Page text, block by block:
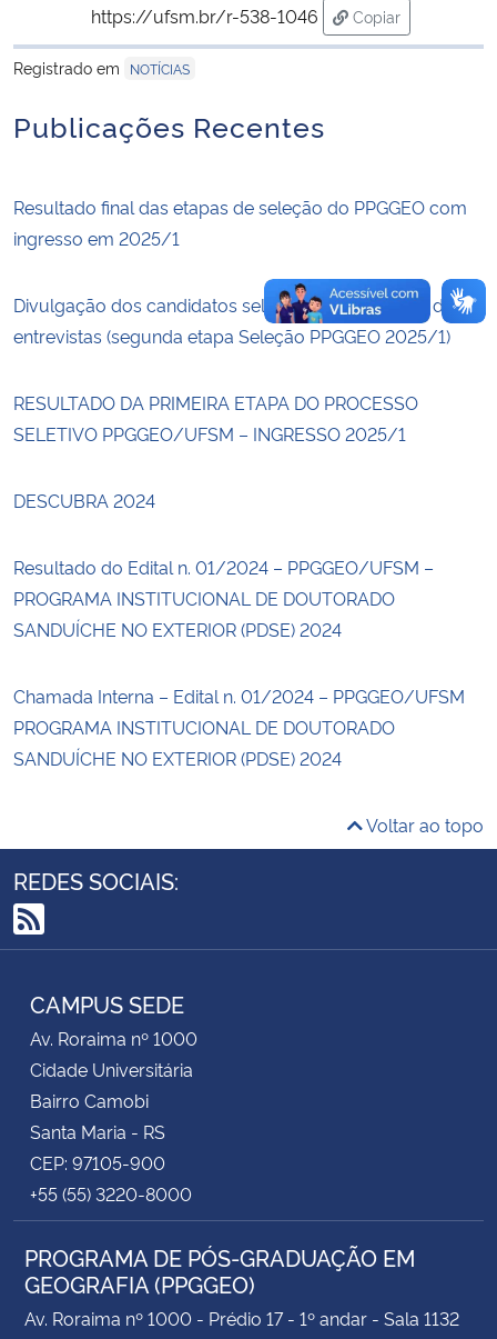
Gabinete de Segurança Institucional
Advocacia-Geral da União
Banco Central do Brasil
https://ufsm.br/r-538-1046
Copiar
para área de
Registrado em
NOTÍCIAS
Publicações Recentes
Resultado final das etapas de seleção do PPGGEO com
ingresso em 2025/1
Divulgação dos candidatos selecionados e horário das
entrevistas (segunda etapa Seleção PPGGEO 2025/1)
RESULTADO DA PRIMEIRA ETAPA DO PROCESSO
SELETIVO PPGGEO/UFSM – INGRESSO 2025/1
DESCUBRA 2024
Resultado do Edital n. 01/2024 – PPGGEO/UFSM –
PROGRAMA INSTITUCIONAL DE DOUTORADO
SANDUÍCHE NO EXTERIOR (PDSE) 2024
Chamada Interna – Edital n. 01/2024 – PPGGEO/UFSM
PROGRAMA INSTITUCIONAL DE DOUTORADO
SANDUÍCHE NO EXTERIOR (PDSE) 2024
Voltar ao topo
REDES SOCIAIS:
RSS
CAMPUS SEDE
Av. Roraima nº 1000
Cidade Universitária
Bairro Camobi
Santa Maria - RS
CEP: 97105-900
+55 (55) 3220-8000
PROGRAMA DE PÓS-GRADUAÇÃO EM
GEOGRAFIA (PPGGEO)
Av. Roraima nº 1000 - Prédio 17 - 1º andar - Sala 1132